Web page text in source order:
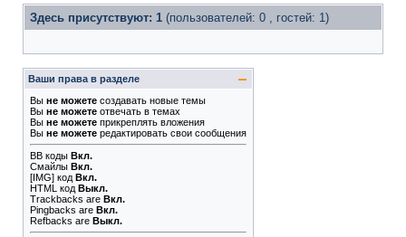
Здесь присутствуют: 1 (пользователей: 0 , гостей: 1)
Ваши права в разделе
Вы не можете создавать новые темы
Вы не можете отвечать в темах
Вы не можете прикреплять вложения
Вы не можете редактировать свои сообщения
BB коды Вкл.
Смайлы Вкл.
[IMG] код Вкл.
HTML код Выкл.
Trackbacks are Вкл.
Pingbacks are Вкл.
Refbacks are Выкл.